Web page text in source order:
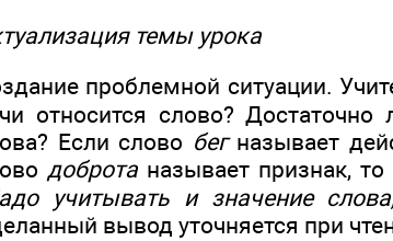
темы урока
проблемной ситуации.
относится слово?
Если слово бегназывает
доброта называет признак,
учитывать и значение
вывод уточняется при